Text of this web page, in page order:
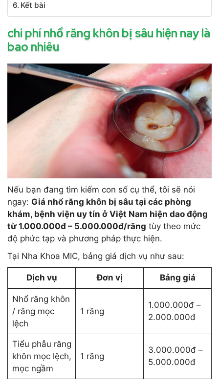
Kết bài
chi phí nhổ răng khôn bị sâu hiện nay là
bao nhiêu
Nếu bạn đang tìm kiếm con số cụ thể, tôi sẽ nói
ngay: Giá nhổ răng khôn bị sâu tại các phòng
khám, bệnh viện uy tín ở Việt Nam hiện dao động
từ 1.000.000đ – 5.000.000đ/răng tùy theo mức
độ phức tạp và phương pháp thực hiện.
Tại Nha Khoa MIC, bảng giá dịch vụ như sau:
Dịch vụ Đơn vị Bảng giá
Nhổ răng khôn
/ răng mọc
lệch
1 răng
1.000.000đ –
2.000.000đ
Tiểu phẫu răng
khôn mọc lệch,
mọc ngầm
1 răng
3.000.000đ –
5.000.000đ